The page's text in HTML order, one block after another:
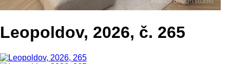
Leopoldov, 2026, č. 265